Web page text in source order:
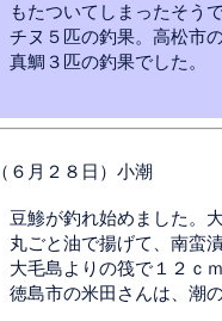
もたついてしまったそう
チヌ５匹の釣果。高松市
真鯛３匹の釣果でした。
（６月２８日）小潮
豆鯵が釣れ始めました。
丸ごと油で揚げて、南蛮
大毛島よりの筏で１２ｃ
徳島市の米田さんは、潮